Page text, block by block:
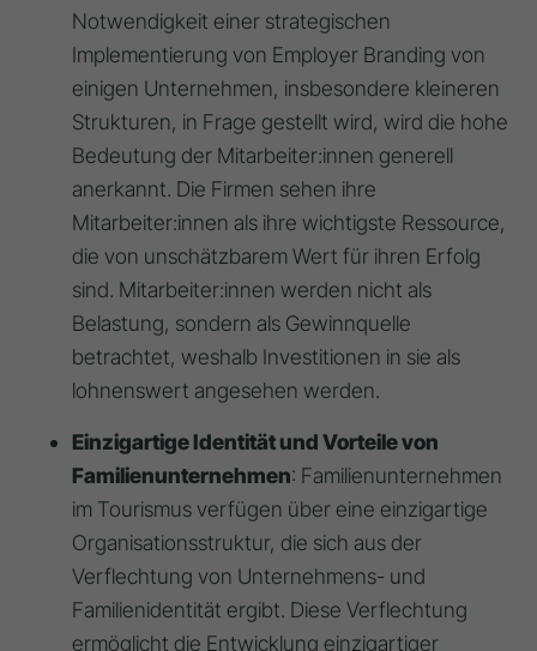
Notwendigkeit einer strategischen
Implementierung von Employer Branding von
einigen Unternehmen, insbesondere kleineren
Strukturen, in Frage gestellt wird, wird die hohe
Bedeutung der Mitarbeiter:innen generell
anerkannt. Die Firmen sehen ihre
Mitarbeiter:innen als ihre wichtigste Ressource,
die von unschätzbarem Wert für ihren Erfolg
sind. Mitarbeiter:innen werden nicht als
Belastung, sondern als Gewinnquelle
betrachtet, weshalb Investitionen in sie als
lohnenswert angesehen werden.
Einzigartige Identität und Vorteile von
Familienunternehmen: Familienunternehmen
im Tourismus verfügen über eine einzigartige
Organisationsstruktur, die sich aus der
Verflechtung von Unternehmens- und
Familienidentität ergibt. Diese Verflechtung
ermöglicht die Entwicklung einzigartiger